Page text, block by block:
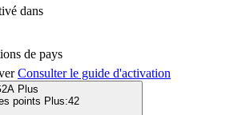
dans
de pays
Consulter le guide d'activation
Plus
points Plus:42